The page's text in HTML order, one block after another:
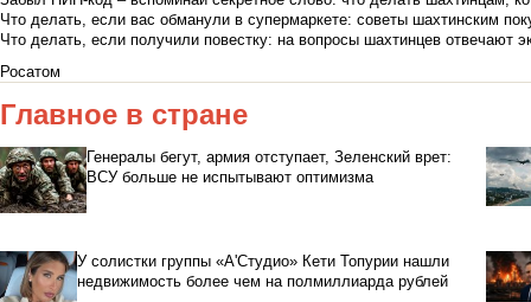
Что делать, если вас обманули в супермаркете: советы шахтинским
Что делать, если получили повестку: на вопросы шахтинцев отвечают
Росатом
Главное в стране
Генералы бегут, армия отступает, Зеленский врет:
ВСУ больше не испытывают оптимизма
У солистки группы «А'Студио» Кети Топурии нашли
недвижимость более чем на полмиллиарда рублей